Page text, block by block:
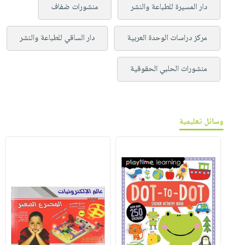
دار المسيرة للطباعة والنشر منشورات ضفاف
مركز دراسات الوحدة العربية دار الساقي للطباعة والنشر
منشورات الحلبي الحقوقية
وسائل تعليمية